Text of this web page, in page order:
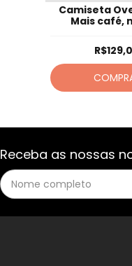
Camiseta
Mais café,
Receba as nossas